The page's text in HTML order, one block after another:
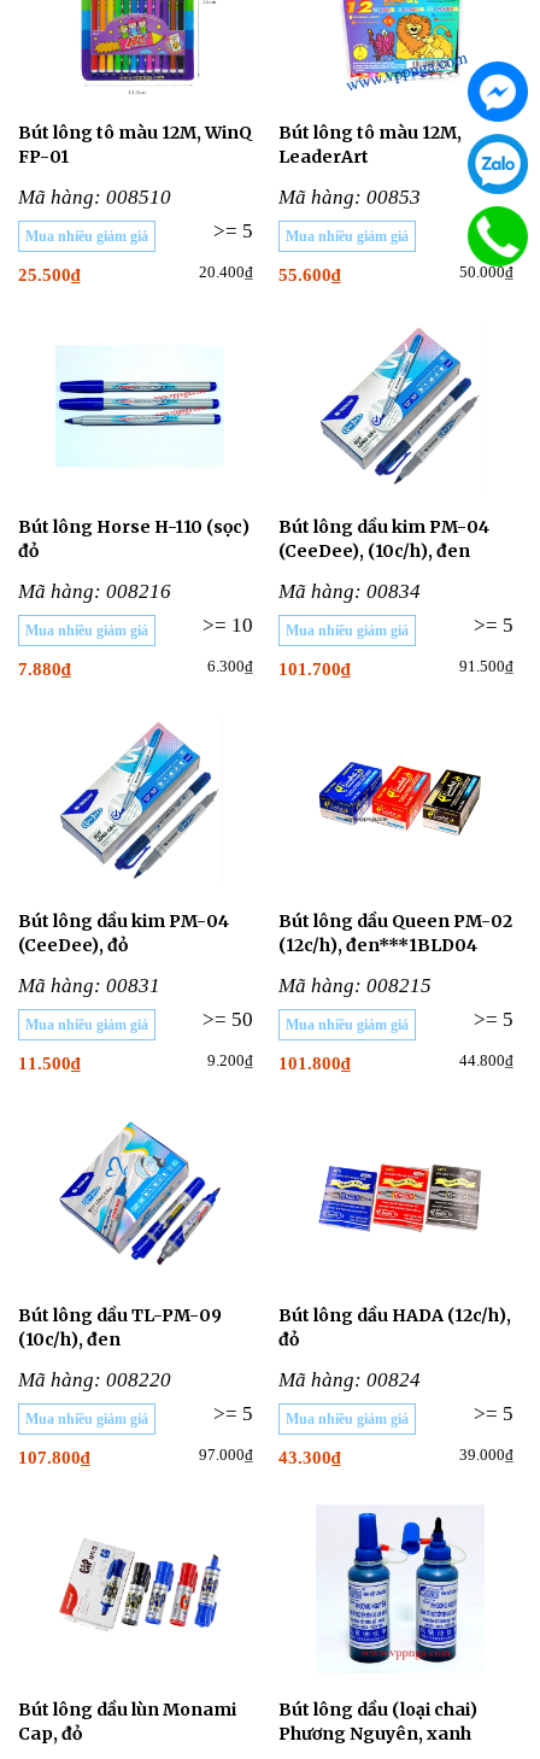
Bút lông tô màu 12M, WinQ
FP-01
Mã hàng: 008510
Mua nhiều giảm giá >= 5
25.500₫ 20.400₫
Bút lông tô màu 12M,
LeaderArt
Mã hàng: 00853
Mua nhiều giảm giá >= 5
55.600₫ 50.000₫
Bút lông Horse H-110 (sọc)
đỏ
Mã hàng: 008216
Mua nhiều giảm giá >= 10
7.880₫ 6.300₫
Bút lông dầu kim PM-04
(CeeDee), (10c/h), đen
Mã hàng: 00834
Mua nhiều giảm giá >= 5
101.700₫ 91.500₫
Bút lông dầu kim PM-04
(CeeDee), đỏ
Mã hàng: 00831
Mua nhiều giảm giá >= 50
11.500₫ 9.200₫
Bút lông dầu Queen PM-02
(12c/h), đen***1BLD04
Mã hàng: 008215
Mua nhiều giảm giá >= 5
101.800₫ 44.800₫
Bút lông dầu TL-PM-09
(10c/h), đen
Mã hàng: 008220
Mua nhiều giảm giá >= 5
107.800₫ 97.000₫
Bút lông dầu HADA (12c/h),
đỏ
Mã hàng: 00824
Mua nhiều giảm giá >= 5
43.300₫ 39.000₫
Bút lông dầu lùn Monami
Cap, đỏ
Bút lông dầu (loại chai)
Phương Nguyên, xanh